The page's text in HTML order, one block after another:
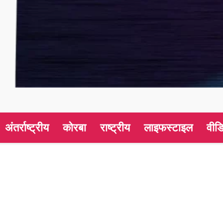
अंतर्राष्ट्रीय कोरबा राष्ट्रीय लाइफस्टाइल